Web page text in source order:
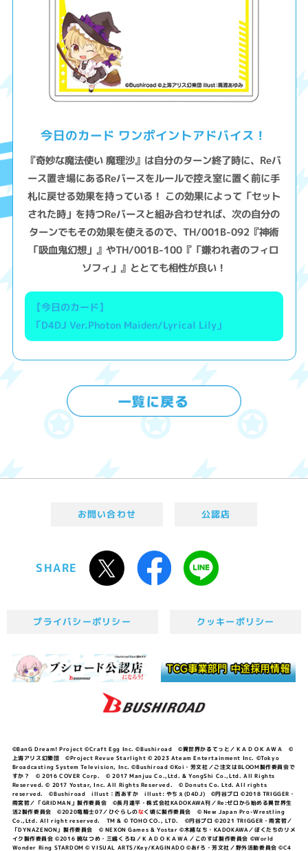
今日のカード ワンポイントアドバイス！
『奇妙な魔法使い 魔理沙』は自分のターン終了時に、Reバ
ース置き場にあるReバースをルールで控え室に置く前に手
札に戻せる効果を持っている！ この効果によって「セット
された時」を持つReバースと組み合わせれば、次の自分の
ターンでもその効果を使えるので、TH/001B-092『神術
「吸血鬼幻想」』やTH/001B-100『「嫌われ者のフィロ
ソフィ」』ととても相性が良い！
【今日のカード】
「D4DJ Ver.Photon Maiden/Lyrical Lily」
お問い合わせ 公認店
SHARE
プライバシーポリシー クッキーポリシー
©BanG Dream! Project ©Craft Egg Inc. ©Bushiroad ©異世界かるてっと／ＫＡＤＯＫＡＷＡ ©
上海アリス幻樂団 ©Project Revue Starlight © 2023 Ateam Entertainment Inc. ©Tokyo
Broadcasting System Television, Inc. ©Bushiroad ©Koi・芳文社／ご注文はBLOOM製作委員会で
すか？ © 2016 COVER Corp. © 2017 Manjuu Co.,Ltd. & YongShi Co.,Ltd. All Rights
Reserved. © 2017 Yostar, Inc. All Rights Reserved. © Donuts Co. Ltd. All rights
reserved. ©Bushiroad illust：西あすか illust: やちぇ(D4DJ) ©円谷プロ ©2018 TRIGGER・
雨宮哲／「GRIDMAN」製作委員会 ©長月達平・株式会社KADOKAWA刊／Re:ゼロから始める異世界生
活2製作委員会 ©2020竜騎士07／ひぐらしのなく頃に製作委員会 © New Japan Pro-Wrestling
Co.,Ltd. All right reserved. TM & © TOHO CO., LTD. ©円谷プロ ©2021 TRIGGER・雨宮哲／
「DYNAZENON」製作委員会 © NEXON Games & Yostar ©木緒なち・KADOKAWA／ぼくたちのリメ
イク製作委員会 ©2016 暁なつめ・三嶋くろね／ＫＡＤＯＫＡＷＡ／このすば製作委員会 ©World
Wonder Ring STARDOM © VISUAL ARTS/Key/KAGINADO ©あfろ・芳文社／野外活動委員会 ©C4